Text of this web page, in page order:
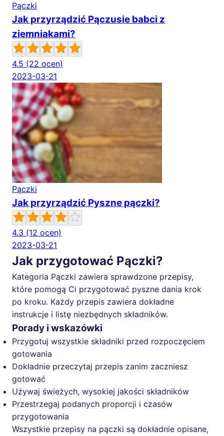
Pączki
Jak przyrządzić Pączusie babci z
ziemniakami?
4.5 (22 ocen)
2023-03-21
Pączki
Jak przyrządzić Pyszne pączki?
4.3 (12 ocen)
2023-03-21
Jak przygotować Pączki?
Kategoria Pączki zawiera sprawdzone przepisy,
które pomogą Ci przygotować pyszne dania krok
po kroku. Każdy przepis zawiera dokładne
instrukcje i listę niezbędnych składników.
Porady i wskazówki
Przygotuj wszystkie składniki przed rozpoczęciem
gotowania
Dokładnie przeczytaj przepis zanim zaczniesz
gotować
Używaj świeżych, wysokiej jakości składników
Przestrzegaj podanych proporcji i czasów
przygotowania
Wszystkie przepisy na pączki są dokładnie opisane,